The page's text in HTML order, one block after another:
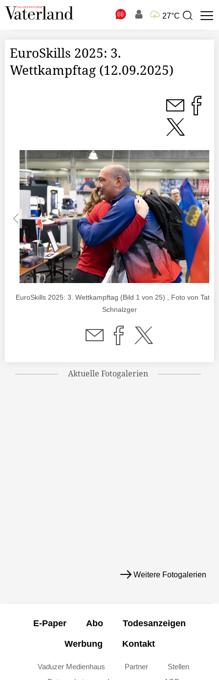
27°C
Suchbegriff
EuroSkills 2025: 3.
Wettkampftag (12.09.2025)
EuroSkills 2025: 3. Wettkampftag (Bild 1 von 25) , Foto von
Schnalzger
Aktuelle Fotogalerien
Weitere Fotogalerien
E-Paper Abo Todesanzeigen
Werbung Kontakt
Vaduzer Medienhaus Partner
Stellen